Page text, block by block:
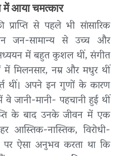
में आया चमत्कार
प्राप्ति से पहले भी सांसारिक
जन-सामान्य से उच्च और
में बहुत कुशल थीं, संगीत
में मिलनसार, नम्र और मधुर थीं
थीं। अपने इन गुणों के कारण
जानी-मानी- पहचानी हुई थीं
के बाद उनके जीवन में एक
आस्तिक-नास्तिक, विरोधी-
पर ऐसा अनुभव करता था कि